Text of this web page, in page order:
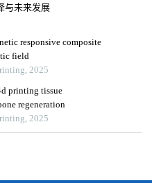
与未来发展
responsive composite
field
2025
printing tissue
regeneration
2025